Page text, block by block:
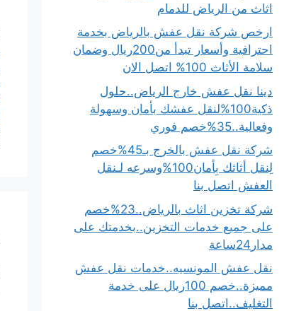
اثاث من الرياض للدمام
ارخص شركة نقل عفش بالرياض بخدمة
احترافية وأسعار تبدأ من200ريال وضمان
سلامة الأثاث 100% اتصل الان
دينا نقل عفش خارج الرياض..حلول
ذكية100%لنقل عفشك بأمان وسهولة
وفعالية..35%خصم فوري
شركة نقل عفش بالخرج بـ45%خصم
لِنقل أثاثك بِأمان100%وسرعه لـنقل
العفش اتصل بنا
شركة تخزين اثاث بالرياض..23%خصم
على جميع خدمات التخزين..بخدمتك على
مدار24ساعة
نقل عفش المونسيه..خدمات نقل عفش
مميزة..خصم 100ريال على خدمة
التغليف..اتصل بنا